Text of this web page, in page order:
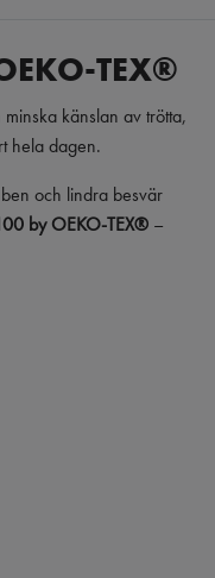
TEX®
känslan av trötta,
hela dagen.
och lindra besvär
by OEKO-TEX® –